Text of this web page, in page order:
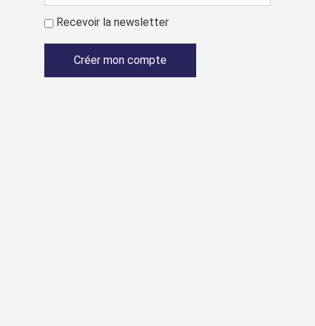
Recevoir la newsletter